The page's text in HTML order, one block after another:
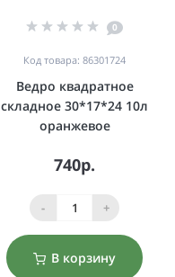
0
Код товара: 86301724
Ведро квадратное
складное 30*17*24 10л
оранжевое
740р.
- +
В корзину